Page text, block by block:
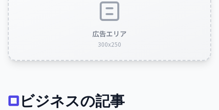
広告エリア
300x250
ビジネスの記事